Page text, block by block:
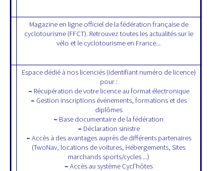
Magazine en ligne officiel de la fédération française de
cyclotourisme (FFCT). Retrouvez toutes les actualités sur le
vélo et le cyclotourisme en France...
Espace dédié à nos licenciés (identifiant numéro de licence)
pour :
– Récupération de votre licence au format électronique
– Gestion inscriptions événements, formations et des
diplômes
– Base documentaire de la fédération
– Déclaration sinistre
– Accès à des avantages auprès de différents partenaires
(TwoNav, locations de voitures, Hébergements, Sites
marchands sports/cycles ...)
– Accès au système Cycl’hôtes